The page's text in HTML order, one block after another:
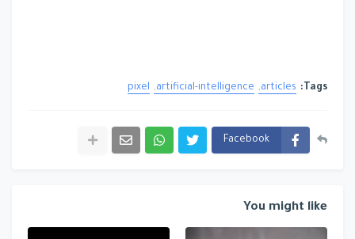
Tags:
articles
artificial-intelligence
pixel
Facebook
You might like